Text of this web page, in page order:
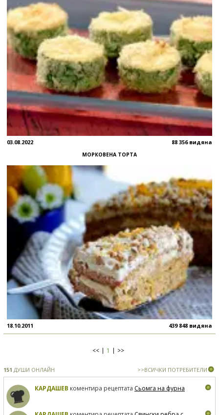
03.08.2022 88 356 видяна
МОРКОВЕНА ТОРТА
18.10.2011 439 848 видяна
<< 1 >>
151 ДУШИ ОНЛАЙН >>ВСИЧКИ ПОТРЕБИТЕЛИ
КАРДАШЕВ коментира рецептата Сьомга на фурна